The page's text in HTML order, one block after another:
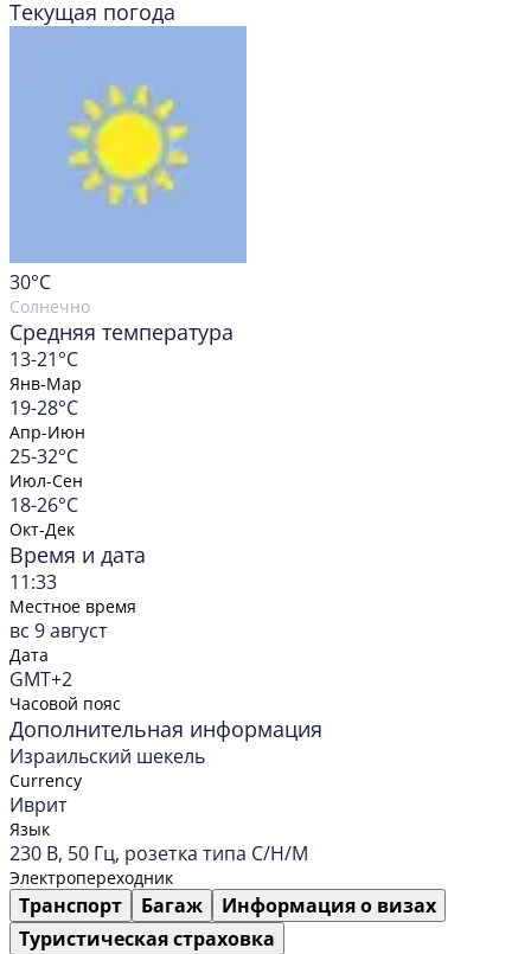
Текущая погода
30°C
Солнечно
Средняя температура
13-21°C
Янв-Мар
19-28°C
Апр-Июн
25-32°C
Июл-Сен
18-26°C
Окт-Дек
Время и дата
11:33
Местное время
вс 9 август
Дата
GMT+2
Часовой пояс
Дополнительная информация
Израильский шекель
Currency
Иврит
Язык
230 В, 50 Гц, розетка типа C/H/M
Электропереходник
Транспорт Багаж
Информация о визах
Туристическая страховка